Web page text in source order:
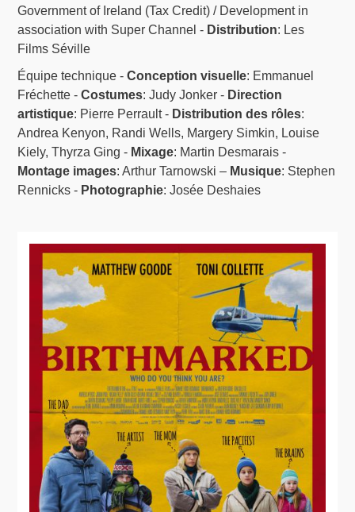
Government of Ireland (Tax Credit) / Development in
association with Super Channel - Distribution: Les
Films Séville
Équipe technique -Conception visuelle: Emmanuel
Fréchette -Costumes: Judy Jonker - Direction
artistique: Pierre Perrault - Distribution des rôles:
Andrea Kenyon, Randi Wells, Margery Simkin, Louise
Kiely, Thyrza Ging - Mixage: Martin Desmarais -
Montage images: Arthur Tarnowski – Musique: Stephen
Rennicks - Photographie: Josée Deshaies